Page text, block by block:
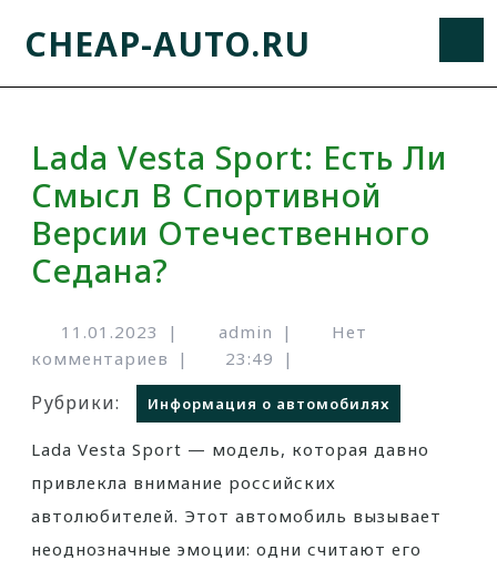
CHEAP-AUTO.RU
Lada Vesta Sport: Есть Ли
Смысл В Спортивной
Версии Отечественного
Седана?
11.01.2023 | admin |
Нет
комментариев
| 23:49 |
Рубрики: Информация о автомобилях
Lada Vesta Sport — модель, которая давно
привлекла внимание российских
автолюбителей. Этот автомобиль вызывает
неоднозначные эмоции: одни считают его